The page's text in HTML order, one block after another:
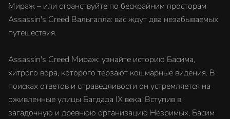
Мираж – или странствуйте по бескрайним просторам
Assassin's Creed Вальгалла: вас ждут два незабываемых
путешествия.
Assassin's Creed Мираж: узнайте историю Басима,
хитрого вора, которого терзают кошмарные видения. В
поисках ответов и справедливости он устремляется на
оживленные улицы Багдада IX века. Вступив в
загадочную и древнюю организацию Незримых, Басим